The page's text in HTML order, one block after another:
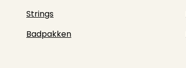
Strings
Badpakken